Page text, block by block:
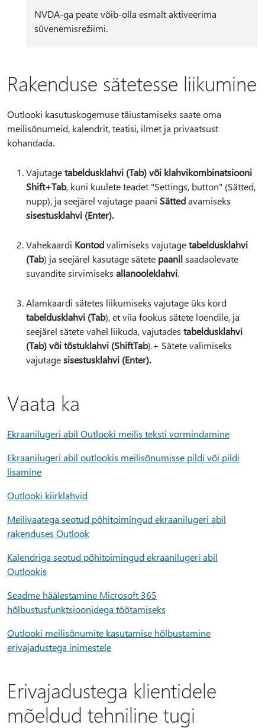
NVDA-ga peate võib-olla esmalt aktiveerima
süvenemisrežiimi.
Rakenduse sätetesse liikumine
Outlooki kasutuskogemuse täiustamiseks saate oma
meilisõnumeid, kalendrit, teatisi, ilmet ja privaatsust
kohandada.
Vajutagetabeldusklahvi (Tab) või klahvikombinatsiooni
Shift+Tab, kuni kuulete teadet "Settings, button" (Sätted,
nupp), ja seejärel vajutage paani Sättedavamiseks
sisestusklahvi (Enter).
Vahekaardi Kontodvalimiseks vajutagetabeldusklahvi
(Tab) ja seejärel kasutage sätete paanilsaadaolevate
suvandite sirvimiseks allanooleklahvi.
Alamkaardi sätetes liikumiseks vajutage üks kord
tabeldusklahvi (Tab), et viia fookus sätete loendile, ja
seejärel sätete vahel liikuda, vajutades tabeldusklahvi
(Tab) või tõstuklahvi (ShiftTab).+ Sätete valimiseks
vajutagesisestusklahvi (Enter).
Vaata ka
Ekraanilugeri abil Outlooki meilis teksti vormindamine
Ekraanilugeri abil outlookis meilisõnumisse pildi või pildi
lisamine
Outlooki kiirklahvid
Meilivaatega seotud põhitoimingud ekraanilugeri abil
rakenduses Outlook
Kalendriga seotud põhitoimingud ekraanilugeri abil
Outlookis
Seadme häälestamine Microsoft 365
hõlbustusfunktsioonidega töötamiseks
Outlooki meilisõnumite kasutamise hõlbustamine
erivajadustega inimestele
Erivajadustega klientidele
mõeldud tehniline tugi